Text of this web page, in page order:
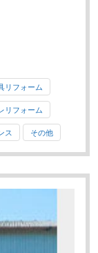
リフォーム
リフォーム
ス その他